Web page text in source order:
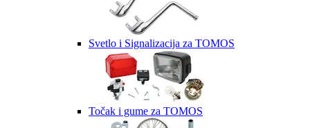
Svetlo i Signalizacija za TOMOS
Točak i gume za TOMOS